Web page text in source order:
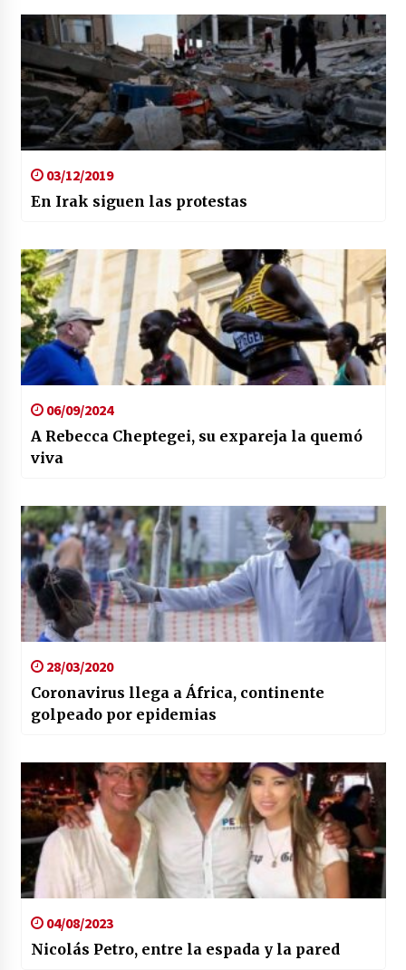
03/12/2019
En Irak siguen las protestas
06/09/2024
A Rebecca Cheptegei, su expareja la quemó
viva
28/03/2020
Coronavirus llega a África, continente
golpeado por epidemias
04/08/2023
Nicolás Petro, entre la espada y la pared